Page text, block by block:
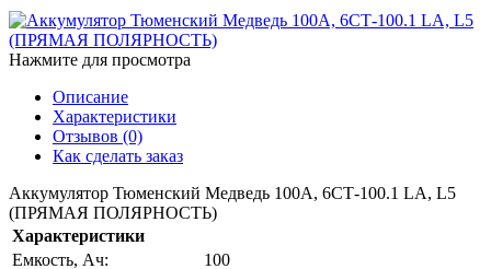
Нажмите для просмотра
Описание
Характеристики
Отзывов (0)
Как сделать заказ
Аккумулятор Тюменский Медведь 100A, 6СТ-100.1 LA, L5
(ПРЯМАЯ ПОЛЯРНОСТЬ)
Характеристики
Емкость, Ач:
100